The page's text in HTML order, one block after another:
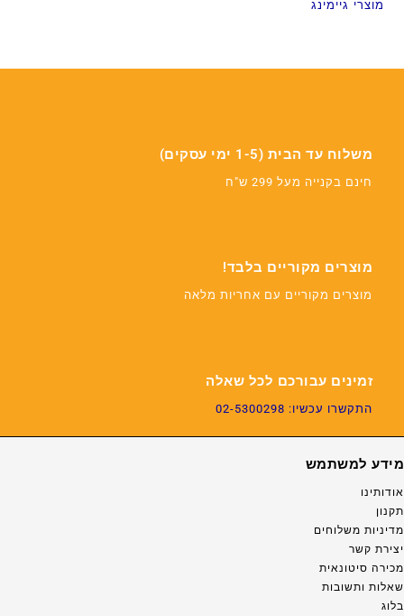
מוצרי גיימינג
משלוח עד הבית (1-5 ימי עסקים)
חינם בקנייה מעל 299 ש"ח
מוצרים מקוריים בלבד!
מוצרים מקוריים עם אחריות מלאה
זמינים עבורכם לכל שאלה
התקשרו עכשיו: 02-5300298
מידע למשתמש
אודותינו
תקנון
מדיניות משלוחים
יצירת קשר
מכירה סיטונאית
שאלות ותשובות
בלוג